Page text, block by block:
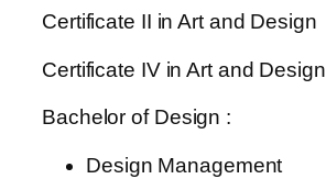
Certificate II in Art and Design
Certificate IV in Art and Design
Bachelor of Design :
Design Management